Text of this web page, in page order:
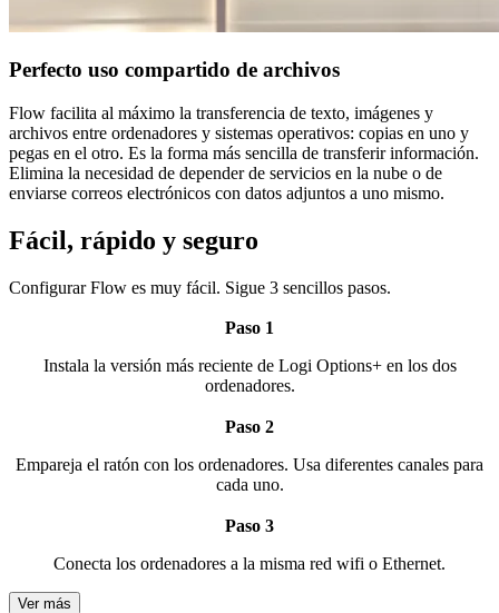
Perfecto uso compartido de archivos
Flow facilita al máximo la transferencia de texto, imágenes y
archivos entre ordenadores y sistemas operativos: copias en uno y
pegas en el otro. Es la forma más sencilla de transferir información.
Elimina la necesidad de depender de servicios en la nube o de
enviarse correos electrónicos con datos adjuntos a uno mismo.
Fácil, rápido y seguro
Configurar Flow es muy fácil. Sigue 3 sencillos pasos.
Paso 1
Instala la versión más reciente de Logi Options+ en los dos
ordenadores.
Paso 2
Empareja el ratón con los ordenadores. Usa diferentes canales para
cada uno.
Paso 3
Conecta los ordenadores a la misma red wifi o Ethernet.
Ver más